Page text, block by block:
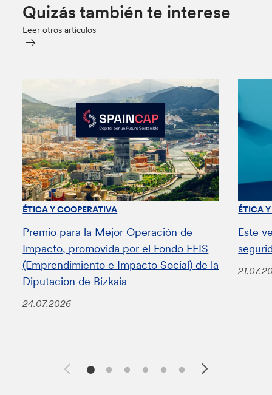
Quizás también te interese
Leer otros artículos
ÉTICA Y COOPERATIVA
Premio para la Mejor Operación de
Impacto, promovida por el Fondo FEIS
(Emprendimiento e Impacto Social) de la
Diputacion de Bizkaia
24.07.2026
ÉTICA
Este